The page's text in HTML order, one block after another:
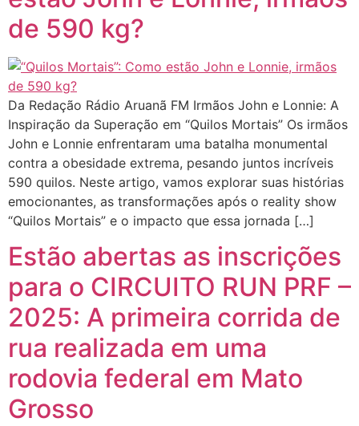
de 590 kg?
Da Redação Rádio Aruanã FM Irmãos John e Lonnie: A
Inspiração da Superação em “Quilos Mortais” Os irmãos
John e Lonnie enfrentaram uma batalha monumental
contra a obesidade extrema, pesando juntos incríveis
590 quilos. Neste artigo, vamos explorar suas histórias
emocionantes, as transformações após o reality show
“Quilos Mortais” e o impacto que essa jornada […]
Estão abertas as inscrições
para o CIRCUITO RUN PRF –
2025: A primeira corrida de
rua realizada em uma
rodovia federal em Mato
Grosso